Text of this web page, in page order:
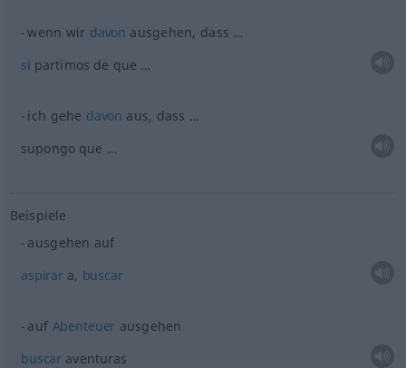
wenn wir davon ausgehen, dass …
si partimos de que …
ich gehe davon aus, dass …
supongo que …
Beispiele
ausgehen auf
aspirara, buscar
auf Abenteuer ausgehen
buscar aventuras